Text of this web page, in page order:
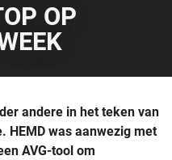
OP
andere in het teken van
HEMD was aanwezig met
AVG-tool om